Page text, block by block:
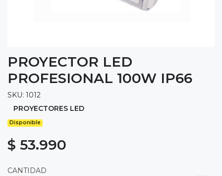
PROYECTOR LED
PROFESIONAL 100W IP66
SKU: 1012
PROYECTORES LED
Disponible
$ 53.990
CANTIDAD